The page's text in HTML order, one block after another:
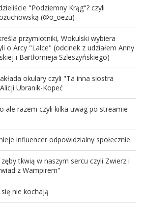
"Podziemny Krąg"? czyli
(@o_oezu)
przymiotniki, Wokulski wybiera
o Arcy "Lalce" (odcinek z udziałem Anny
i Bartłomieja Szleszyńskiego)
okulary czyli "Ta inna siostra
Ubranik-Kopeć
ale razem czyli kilka uwag po streamie
influencer odpowidzialny społecznie
tkwią w naszym sercu czyli Zwierz i
z Wampirem"
nie kochają